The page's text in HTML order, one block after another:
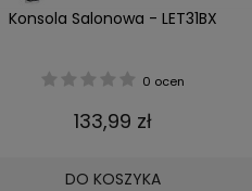
Konsola Salonowa - LET31BX
0 ocen
133,99 zł
DO KOSZYKA